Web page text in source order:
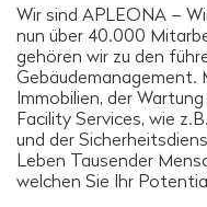
Wir sind APLEONA –
nun über 40.000
gehören wir zu den
Gebäudemanagement.
Immobilien, der
Facility Services, wie
und der
Leben Tausender
welchen Sie Ihr